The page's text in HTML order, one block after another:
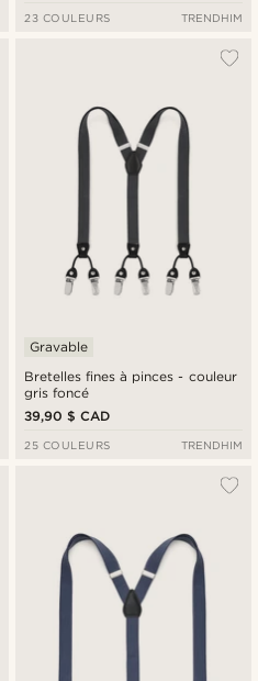
23 COULEURS TRENDHIM
Bretelles fines à pinces - couleur
gris foncé
Gravable
39,90 $ CAD
25 COULEURS TRENDHIM